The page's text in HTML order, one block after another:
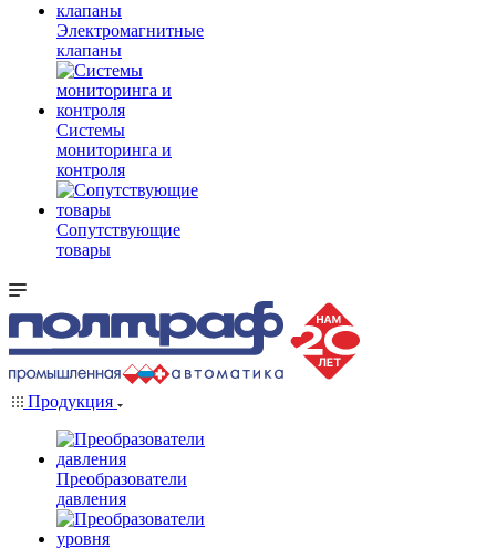
Электромагнитные
клапаны
Системы
мониторинга и
контроля
Сопутствующие
товары
Продукция
Преобразователи
давления